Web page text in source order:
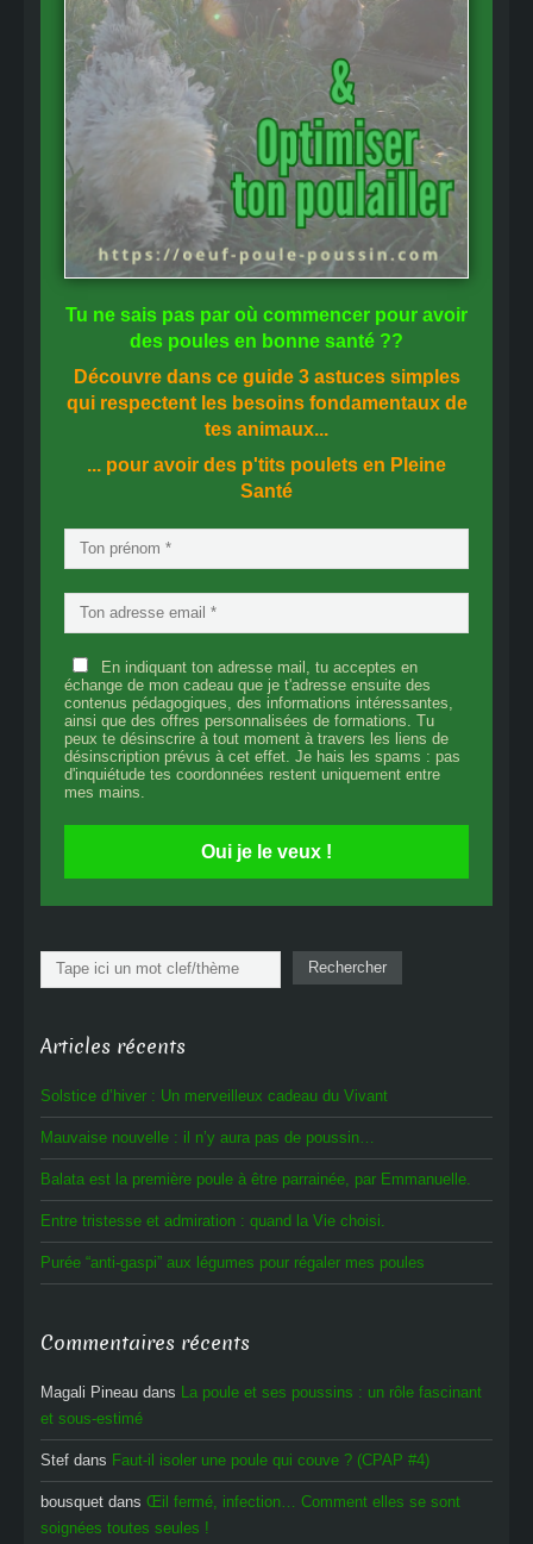
Tu ne sais pas par où commencer pour avoir
des poules en bonne santé ??
Découvre dans ce guide 3 astuces simples
qui respectent les besoins fondamentaux de
tes animaux...
... pour avoir des p'tits poulets en Pleine
Santé
En indiquant ton adresse mail, tu acceptes en
échange de mon cadeau que je t'adresse ensuite des
contenus pédagogiques, des informations intéressantes,
ainsi que des offres personnalisées de formations. Tu
peux te désinscrire à tout moment à travers les liens de
désinscription prévus à cet effet. Je hais les spams : pas
d'inquiétude tes coordonnées restent uniquement entre
mes mains.
Oui je le veux !
Rechercher Rechercher
Articles récents
Solstice d’hiver : Un merveilleux cadeau du Vivant
Mauvaise nouvelle : il n’y aura pas de poussin…
Balata est la première poule à être parrainée, par Emmanuelle.
Entre tristesse et admiration : quand la Vie choisi.
Purée “anti-gaspi” aux légumes pour régaler mes poules
Commentaires récents
Magali Pineau dans
La poule et ses poussins : un rôle fascinant
et sous-estimé
Stef dans Faut-il isoler une poule qui couve ? (CPAP #4)
bousquet dans Œil fermé, infection… Comment elles se sont
soignées toutes seules !